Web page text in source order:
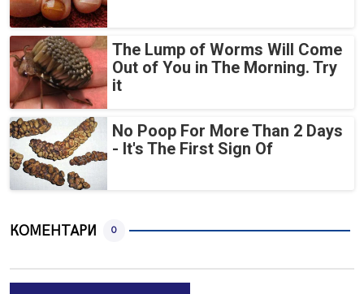
The Lump of Worms Will Come
Out of You in The Morning. Try
it
No Poop For More Than 2 Days
- It's The First Sign Of
КОМЕНТАРИ 0